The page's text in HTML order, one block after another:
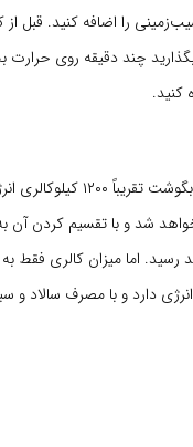
را اضافه کنید. قبل از
چند دقیقه روی حرارت
کنید.
همراهان عزیز آسان طب: جالب
انرژی خواهد رسید. اما میزان